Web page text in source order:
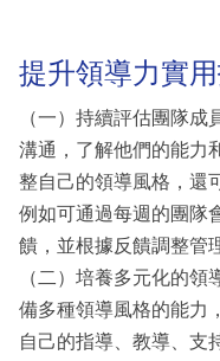
提升領導力實
（一）持續評估團隊
溝通，了解他們的能力
整自己的領導風格，還
例如可通過每週的團隊
饋，並根據反饋調整管
（二）培養多元化的
備多種領導風格的能力
自己的指導、教導、支